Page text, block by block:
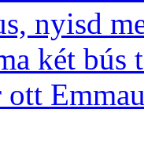
nyisd
két bús